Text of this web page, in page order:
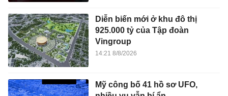
Diễn biến mới ở khu đô thị
925.000 tỷ của Tập đoàn
Vingroup
14:21 8/8/2026
Mỹ công bố 41 hồ sơ UFO,